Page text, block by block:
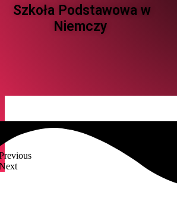
Szkoła Podstawowa w
Niemczy ​